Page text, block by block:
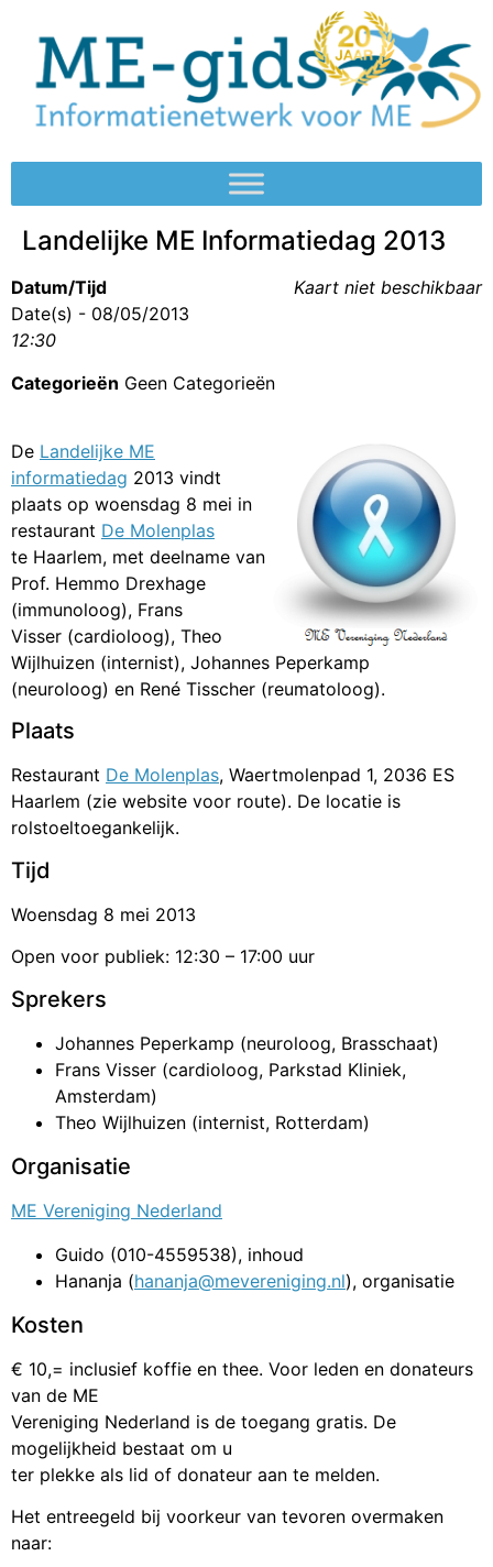
Landelijke ME Informatiedag 2013
Kaart niet beschikbaar
Datum/Tijd
Date(s) - 08/05/2013
12:30
Categorieën Geen Categorieën
De Landelijke ME
informatiedag 2013 vindt
plaats op woensdag 8 mei in
restaurant De Molenplas
te Haarlem, met deelname van
Prof. Hemmo Drexhage
(immunoloog), Frans
Visser (cardioloog), Theo
Wijlhuizen (internist), Johannes Peperkamp
(neuroloog) en René Tisscher (reumatoloog).
Plaats
Restaurant De Molenplas, Waertmolenpad 1, 2036 ES
Haarlem (zie website voor route). De locatie is
rolstoeltoegankelijk.
Tijd
Woensdag 8 mei 2013
Open voor publiek: 12:30 – 17:00 uur
Sprekers
Johannes Peperkamp (neuroloog, Brasschaat)
Frans Visser (cardioloog, Parkstad Kliniek,
Amsterdam)
Theo Wijlhuizen (internist, Rotterdam)
Organisatie
ME Vereniging Nederland
Guido (010-4559538), inhoud
Hananja (hananja@mevereniging.nl), organisatie
Kosten
€ 10,= inclusief koffie en thee. Voor leden en donateurs
van de ME
Vereniging Nederland is de toegang gratis. De
mogelijkheid bestaat om u
ter plekke als lid of donateur aan te melden.
Het entreegeld bij voorkeur van tevoren overmaken
naar: